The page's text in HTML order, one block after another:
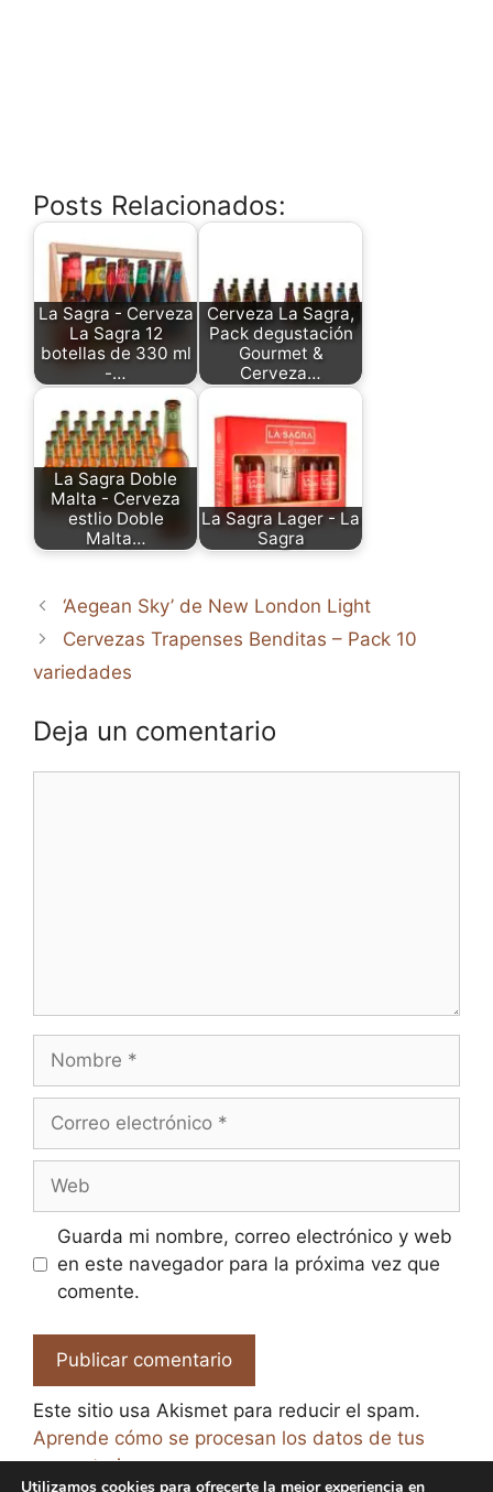
Posts Relacionados:
La Sagra - Cerveza
La Sagra 12
botellas de 330 ml
-…
Cerveza La Sagra,
Pack degustación
Gourmet &
Cerveza…
La Sagra Doble
Malta - Cerveza
estlio Doble
Malta…
La Sagra Lager - La
Sagra
‘Aegean Sky’ de New London Light
Cervezas Trapenses Benditas – Pack 10
variedades
Deja un comentario
Nombre
Correo
Web
Guarda mi nombre, correo electrónico y web
en este navegador para la próxima vez que
comente.
Este sitio usa Akismet para reducir el spam.
Aprende cómo se procesan los datos de tus
comentarios.
Utilizamos cookies para ofrecerte la mejor experiencia en